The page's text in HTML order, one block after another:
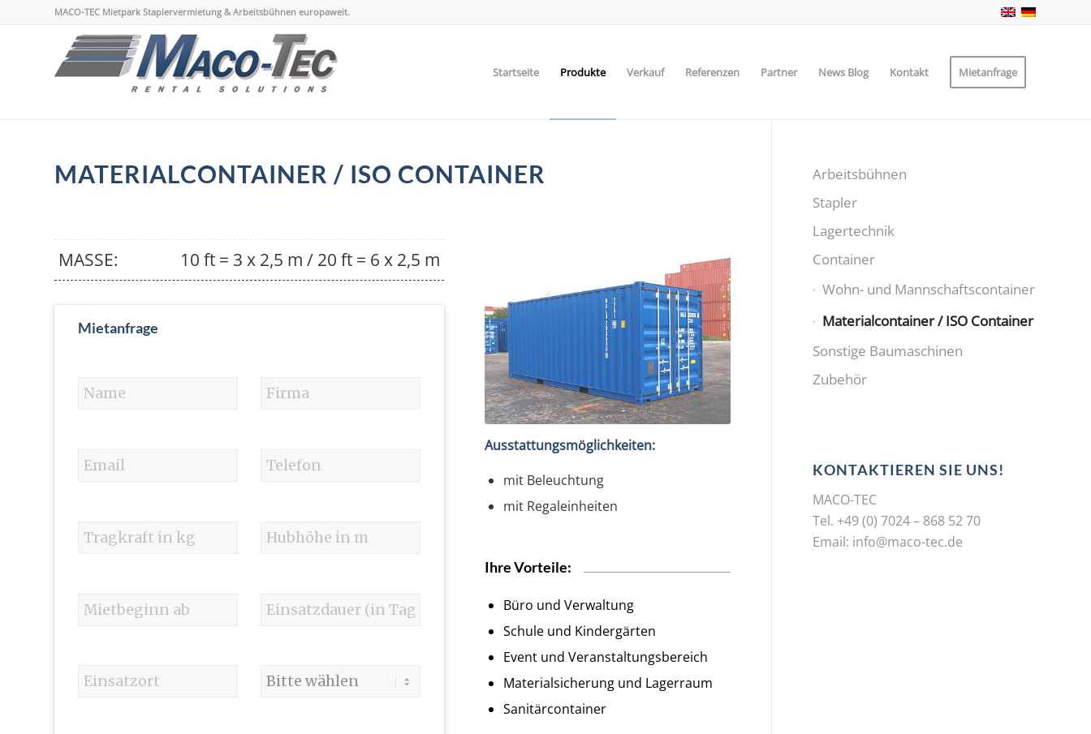
MACO-TEC Mietpark Staplervermietung & Arbeitsbühnen europaweit.
Startseite Produkte Verkauf Referenzen Partner News Blog Kontakt Mietanfrage
MATERIALCONTAINER / ISO CONTAINER
MASSE: 10 ft = 3 x 2,5 m / 20 ft = 6 x 2,5 m
Mietanfrage
Ausstattungsmöglichkeiten:
mit Beleuchtung
mit Regaleinheiten
Ihre Vorteile:
Büro und Verwaltung
Schule und Kindergärten
Event und Veranstaltungsbereich
Materialsicherung und Lagerraum
Sanitärcontainer
Arbeitsbühnen
Stapler
Lagertechnik
Container
Wohn- und Mannschaftscontainer
Materialcontainer / ISO Container
Sonstige Baumaschinen
Zubehör
KONTAKTIEREN SIE UNS!
MACO-TEC
Tel. +49 (0) 7024 – 868 52 70
Email: info@maco-tec.de